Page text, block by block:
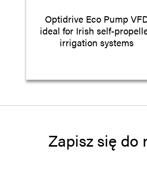
Optidrive Eco Pump
ideal for Irish self-
irrigation systems
Zapisz się do